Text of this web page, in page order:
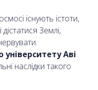
існують істоти,
дістатися Землі,
Аві
наслідки такого